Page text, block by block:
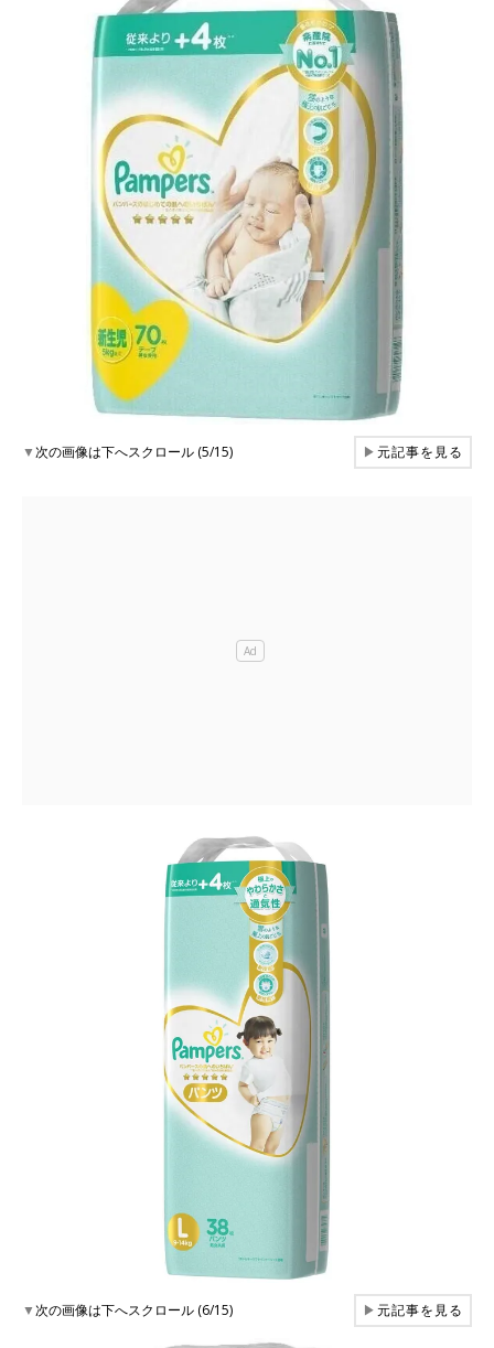
▼次の画像は下へスクロール (5/15) ▶元記事を見る
▼次の画像は下へスクロール (6/15) ▶元記事を見る